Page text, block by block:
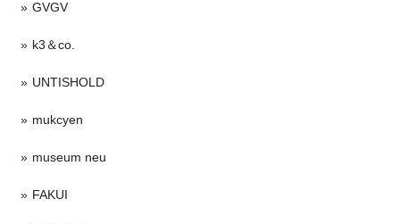
GVGV
k3＆co.
UNTISHOLD
mukcyen
museum neu
FAKUI